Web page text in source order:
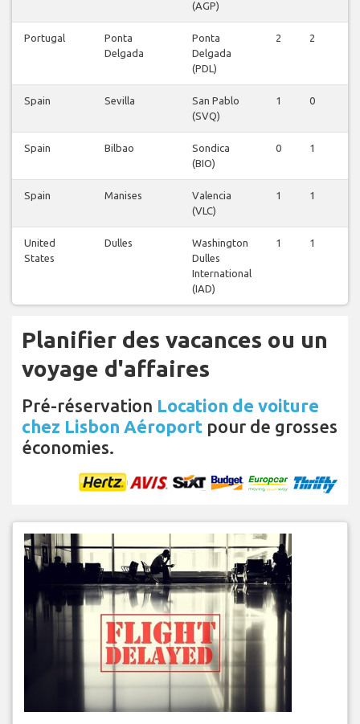
(AGP)
Portugal
Ponta
Delgada
Ponta
Delgada
(PDL)
2 2
Spain Sevilla
San Pablo
(SVQ)
1 0
Spain Bilbao
Sondica
(BIO)
0 1
Spain Manises
Valencia
(VLC)
1 1
United
States
Dulles
Washington
Dulles
International
(IAD)
1 1
Planifier des vacances ou un
voyage d'affaires
Pré-réservation Location de voiture
chez Lisbon Aéroport pour de grosses
économies.